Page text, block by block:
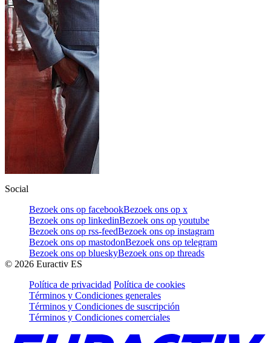
Social
Bezoek ons op facebookBezoek ons op x
Bezoek ons op linkedinBezoek ons op youtube
Bezoek ons op rss-feedBezoek ons op instagram
Bezoek ons op mastodonBezoek ons op telegram
Bezoek ons op blueskyBezoek ons op threads
© 2026 Euractiv ES
Política de privacidad Política de cookies
Términos y Condiciones generales
Términos y Condiciones de suscripción
Términos y Condiciones comerciales